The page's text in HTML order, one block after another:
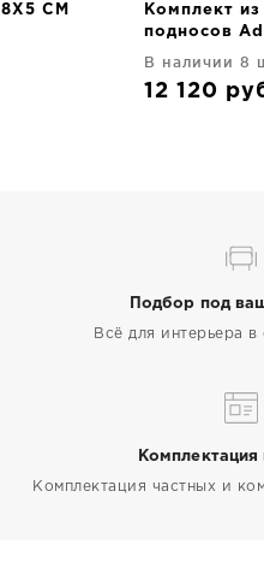
CM
Комплект
подносов
В наличии 8
12 120
Подбор под
Всё для интерьера в
Комплектация
Комплектация частных и